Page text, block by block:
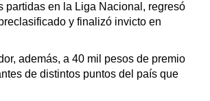
partidas en la Liga Nacional, regresó
y finalizó invicto en
además, a 40 mil pesos de premio
de distintos puntos del país que